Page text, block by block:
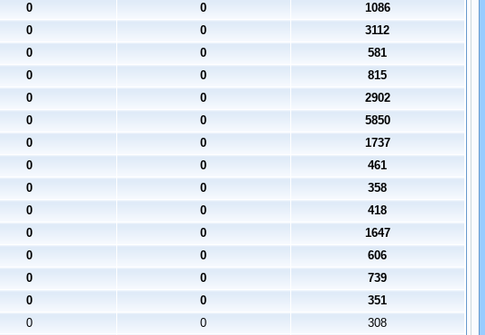
0 0
1086
0 0
3112
0 0
581
0 0
815
0 0
2902
0 0
5850
0 0
1737
0 0
461
0 0
358
0 0
418
0 0
1647
0 0
606
0 0
739
0 0
351
0 0
308